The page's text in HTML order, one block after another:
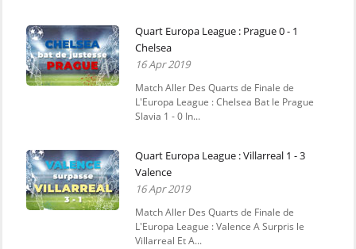
Quart Europa League : Prague 0 - 1
Chelsea
16 Apr 2019
Match Aller Des Quarts de Finale de
L'Europa League : Chelsea Bat le Prague
Slavia 1 - 0 In...
Quart Europa League : Villarreal 1 - 3
Valence
16 Apr 2019
Match Aller Des Quarts de Finale de
L'Europa League : Valence A Surpris le
Villarreal Et A...